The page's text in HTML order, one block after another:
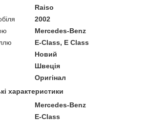
Raiso
2002
Mercedes-Benz
E-Class, E Class
Новий
Швеція
Оригінал
характеристики
Mercedes-Benz
E-Class